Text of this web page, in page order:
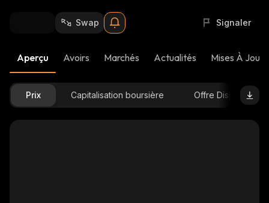
Swap Signaler
Aperçu Avoirs Marchés Actualités Mises À Jour
Prix Capitalisation boursière Offre Disponible